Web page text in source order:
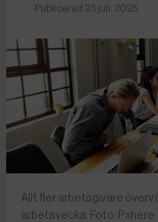
Publicerad 23 juli, 2025
Allt fler arbetsgivare
arbetsvecka. Foto: